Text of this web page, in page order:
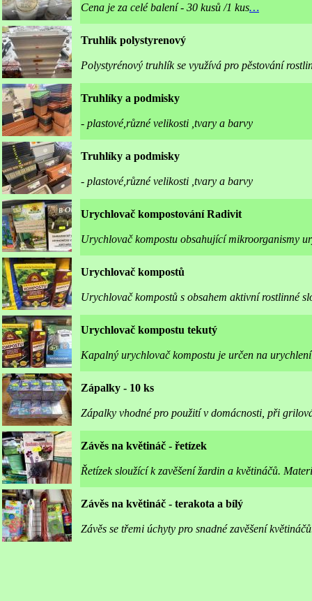
Cena je za celé balení - 30 kusů /1 kus…
Truhlík polystyrenový
Polystyrénový truhlík se využívá pro pěstování
Truhlíky a podmisky
- plastové,různé velikosti ,tvary a barvy
Truhlíky a podmisky
- plastové,různé velikosti ,tvary a barvy
Urychlovač kompostování Radivit
Urychlovač kompostu obsahující mikroorganismy
Urychlovač kompostů
Urychlovač kompostů s obsahem aktivní rostlinné
Urychlovač kompostu tekutý
Kapalný urychlovač kompostu je určen na
Zápalky - 10 ks
Zápalky vhodné pro použití v domácnosti, při
Závěs na květináč - řetízek
Řetízek sloužící k zavěšení žardin a květináčů.
Závěs na květináč - terakota a bílý
Závěs se třemi úchyty pro snadné zavěšení